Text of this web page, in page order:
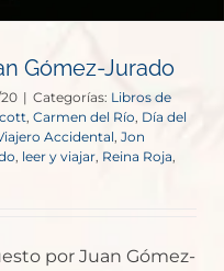
Gómez-Jurado
| Categorías: Libros de
, Carmen del Río, Día del
Accidental, Jon
, leer y viajar, Reina Roja,
por Juan Gómez-